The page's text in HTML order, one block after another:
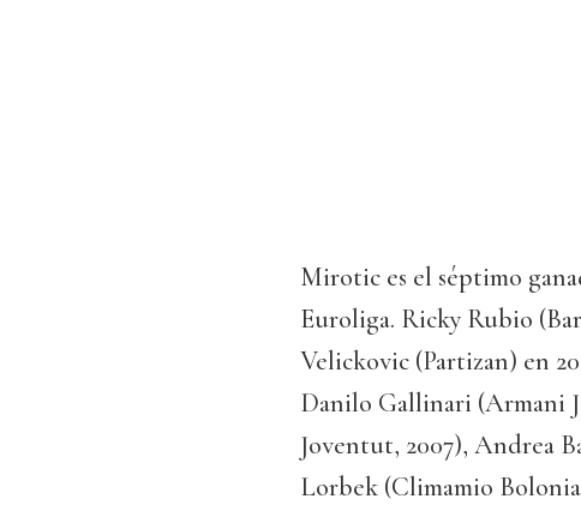
Mirotic es el séptimo
Euroliga. Ricky Rubio
Velickovic (Partizan) en
Danilo Gallinari (Armani
Joventut, 2007), Andrea
Lorbek (Climamio